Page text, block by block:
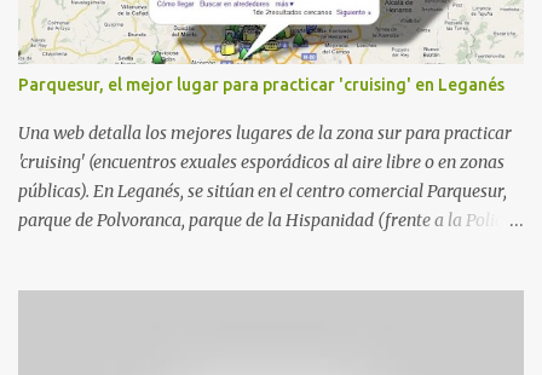
s
Parquesur, el mejor lugar para practicar 'cruising' en Leganés
Una web detalla los mejores lugares de la zona sur para practicar
'cruising' (encuentros exuales esporádicos al aire libre o en zonas
públicas). En Leganés, se sitúan en el centro comercial Parquesur,
parque de Polvoranca, parque de la Hispanidad (frente a la Policía